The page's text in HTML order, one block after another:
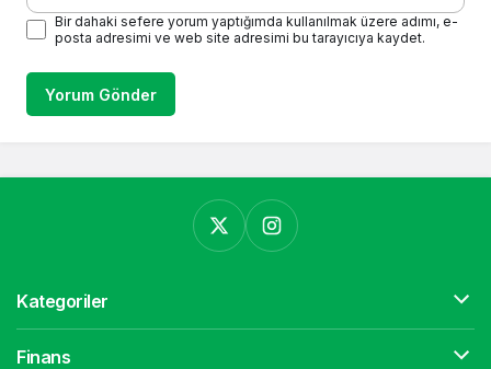
Bir dahaki sefere yorum yaptığımda kullanılmak üzere adımı, e-
posta adresimi ve web site adresimi bu tarayıcıya kaydet.
Yorum Gönder
Kategoriler
Finans